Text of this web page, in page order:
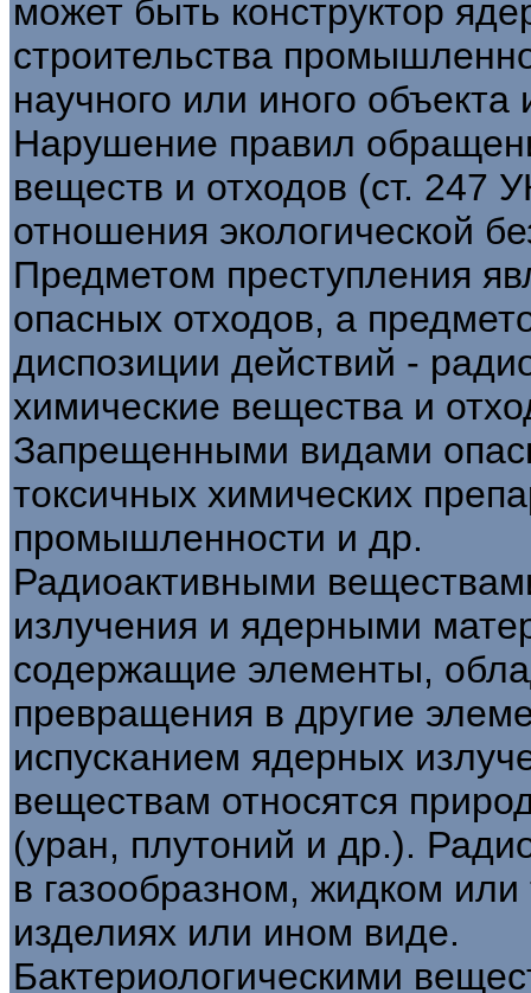
может быть конструктор
строительства
научного или иного объекта
Нарушение правил
веществ и отходов (ст. 247
отношения экологической
Предметом преступления
опасных отходов, а
диспозиции действий -
химические вещества и
Запрещенными видами
токсичных химических
промышленности и др.
Радиоактивными
излучения и ядерными
содержащие элементы,
превращения в другие
испусканием ядерных
веществам относятся
(уран, плутоний и др.).
в газообразном, жидком
изделиях или ином виде.
Бактериологическими